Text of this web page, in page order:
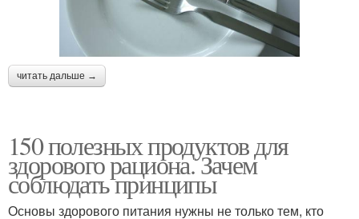
читать дальше →
150 полезных продуктов для
здорового рациона. Зачем
соблюдать принципы
Основы здорового питания нужны не только тем, кто